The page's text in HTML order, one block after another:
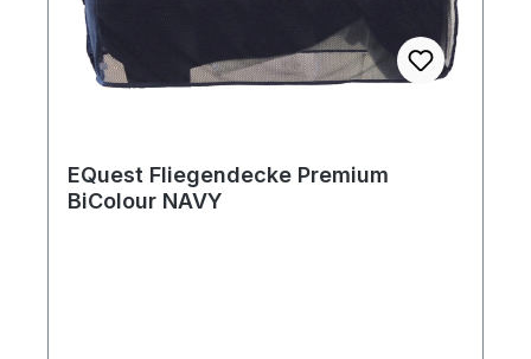
EQuest Fliegendecke Premium
BiColour NAVY